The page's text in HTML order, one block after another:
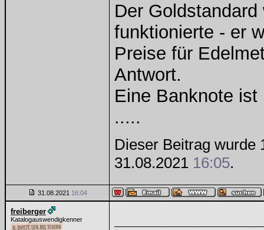
Der
funktionierte - er
Preise für
Antwort.
Eine Banknote
.....
Dieser Beitrag wurde
31.08.2021 16:05.
31.08.2021 16:04
freiberger
Katalogauswendigkenner